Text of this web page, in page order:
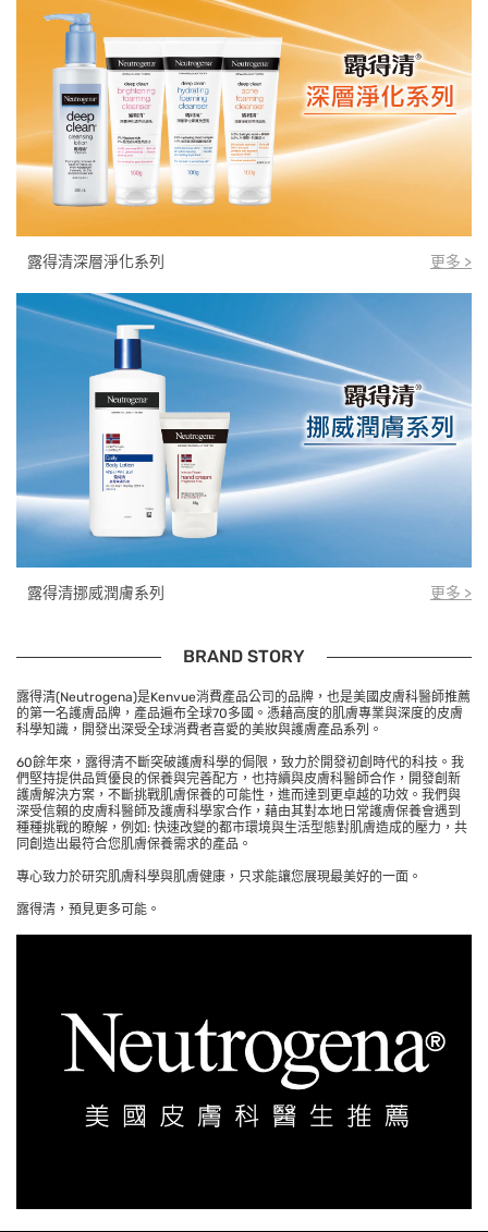
露得清深層淨化系列 更多 >
露得清挪威潤膚系列 更多 >
BRAND STORY
露得清(Neutrogena)是Kenvue消費產品公司的品牌，也是美國皮膚科醫師推薦
的第一名護膚品牌，產品遍布全球70多國。憑藉高度的肌膚專業與深度的皮膚
科學知識，開發出深受全球消費者喜愛的美妝與護膚產品系列。
60餘年來，露得清不斷突破護膚科學的侷限，致力於開發初創時代的科技。我
們堅持提供品質優良的保養與完善配方，也持續與皮膚科醫師合作，開發創新
護膚解決方案，不斷挑戰肌膚保養的可能性，進而達到更卓越的功效。我們與
深受信賴的皮膚科醫師及護膚科學家合作，藉由其對本地日常護膚保養會遇到
種種挑戰的瞭解，例如: 快速改變的都市環境與生活型態對肌膚造成的壓力，共
同創造出最符合您肌膚保養需求的產品。
專心致力於研究肌膚科學與肌膚健康，只求能讓您展現最美好的一面。
露得清，預見更多可能。